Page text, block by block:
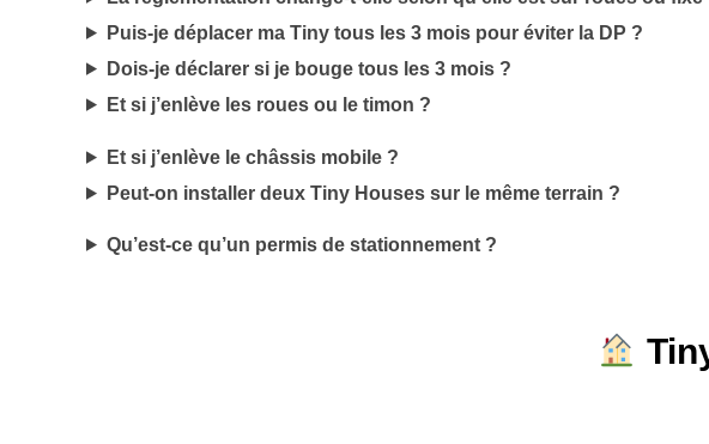
Puis-je déplacer ma Tiny tous les 3 mois pour éviter la DP ?
Dois-je déclarer si je bouge tous les 3 mois ?
Et si j’enlève les roues ou le timon ?
Et si j’enlève le châssis mobile ?
Peut-on installer deux Tiny Houses sur le même terrain ?
Qu’est-ce qu’un permis de stationnement ?